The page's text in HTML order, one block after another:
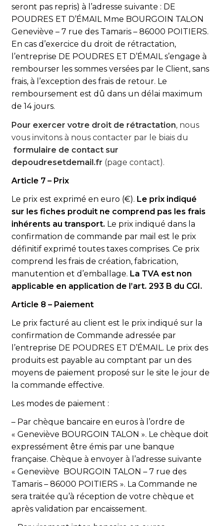
seront pas repris) à l’adresse suivante : DE
POUDRES ET D’ÉMAIL Mme BOURGOIN TALON
Geneviève – 7 rue des Tamaris – 86000 POITIERS.
En cas d’exercice du droit de rétractation,
l’entreprise DE POUDRES ET D’ÉMAIL s’engage à
rembourser les sommes versées par le Client, sans
frais, à l’exception des frais de retour. Le
remboursement est dû dans un délai maximum
de 14 jours.
Pour exercer votre droit de rétractation, nous
vous invitons à nous contacter par le biais du
formulaire de contact sur
depoudresetdemail.fr (page contact).
Article 7 – Prix
Le prix est exprimé en euro (€). Le prix indiqué
sur les fiches produit ne comprend pas les frais
inhérents au transport. Le prix indiqué dans la
confirmation de commande par mail est le prix
définitif exprimé toutes taxes comprises. Ce prix
comprend les frais de création, fabrication,
manutention et d’emballage. La TVA est non
applicable en application de l’art. 293 B du CGI.
Article 8 – Paiement
Le prix facturé au client est le prix indiqué sur la
confirmation de Commande adressée par
l’entreprise DE POUDRES ET D’ÉMAIL. Le prix des
produits est payable au comptant par un des
moyens de paiement proposé sur le site le jour de
la commande effective.
Les modes de paiement :
– Par chèque bancaire en euros à l’ordre de
« Geneviève BOURGOIN TALON ». Le chèque doit
expressément être émis par une banque
française. Chèque à envoyer à l’adresse suivante
« Geneviève BOURGOIN TALON – 7 rue des
Tamaris – 86000 POITIERS ». La Commande ne
sera traitée qu’à réception de votre chèque et
après validation par encaissement.